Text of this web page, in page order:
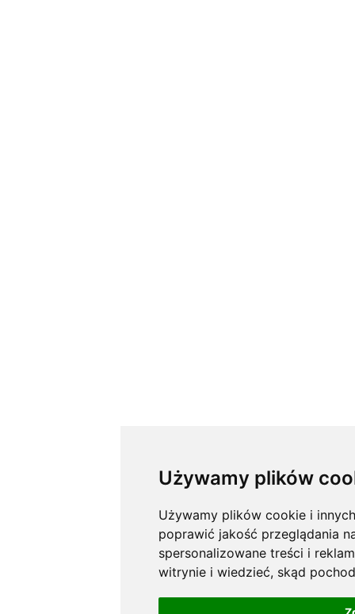
Używamy plików
Używamy plików cookie i
poprawić jakość przeglądania
spersonalizowane treści i
witrynie i wiedzieć, skąd